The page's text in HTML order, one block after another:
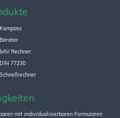
Rechner
77230
mit individualisierbaren Formularen